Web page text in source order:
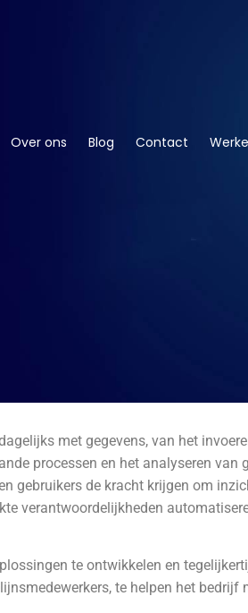
Over ons Blog Contact
met gegevens, van het
processen en het analyseren van
gebruikers de kracht krijgen om
verantwoordelijkheden
te ontwikkelen en
te helpen het bedrijf